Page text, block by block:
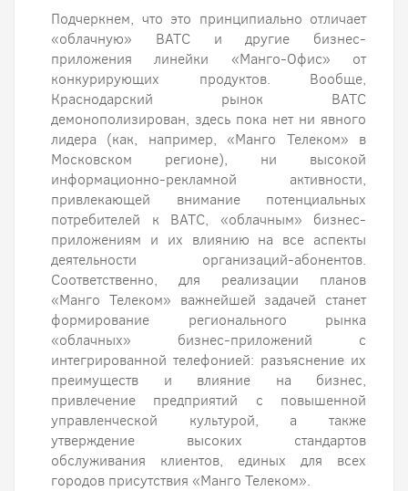
Подчеркнем, что это принципиально отличает
«облачную» ВАТС и другие бизнес-
приложения линейки «Манго-Офис» от
конкурирующих продуктов. Вообще,
Краснодарский рынок ВАТС
демонополизирован, здесь пока нет ни явного
лидера (как, например, «Манго Телеком» в
Московском регионе), ни высокой
информационно-рекламной активности,
привлекающей внимание потенциальных
потребителей к ВАТС, «облачным» бизнес-
приложениям и их влиянию на все аспекты
деятельности организаций-абонентов.
Соответственно, для реализации планов
«Манго Телеком» важнейшей задачей станет
формирование регионального рынка
«облачных» бизнес-приложений с
интегрированной телефонией: разъяснение их
преимуществ и влияние на бизнес,
привлечение предприятий с повышенной
управленческой культурой, а также
утверждение высоких стандартов
обслуживания клиентов, единых для всех
городов присутствия «Манго Телеком».